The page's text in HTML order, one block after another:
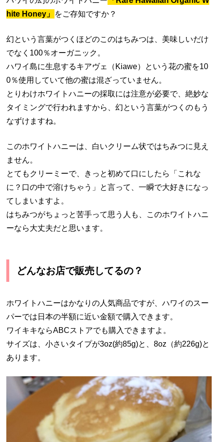
hite Honey」
をご存知ですか？
幻という言葉がつくほどのこのはちみつは、美味しいだけ
でなく100％オーガニック。
ハワイ島に生息するキアヴェ（Kiawe）という花の蜜を10
0％使用していて他の蜜は混ざっていません。
とりわけホワイトハニーの採取には注意が必要で、絶妙な
タイミングで行われますから、幻という言葉がつくのもう
なずけますね。
このホワイトハニーは、白いクリーム状ではちみつに見え
ません。
とてもクリーミーで、きっと初めて口にしたら「これな
に？口の中で溶けちゃう」と言って、一瞬で大好きになっ
てしまいますよ。
はちみつがちょっと苦手って思う人も、このホワイトハニ
ーなら大丈夫だと思います。
どんなお店で販売してるの？
ホワイトハニーはかなりの人気商品ですが、ハワイのスー
パーでは日本の半額に近い金額で購入できます。
ワイキキならABCストアでも購入できますよ。
サイズは、小さいタイプが3oz(約85g)と、8oz（約226g)と
あります。